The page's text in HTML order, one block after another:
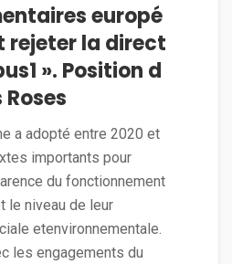
europé
rejeter la direct
». Position d
a adopté entre 2020 et
importants pour
du fonctionnement
le niveau de leur
etenvironnementale.
les engagements du